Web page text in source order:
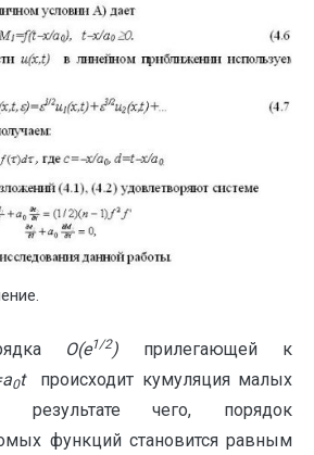
O(e1/2) прилегающей к
a0t
происходит кумуляция малых
результате чего, порядок
функций становится равным